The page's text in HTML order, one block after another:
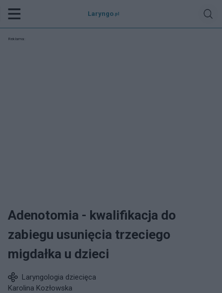
Laryngo .pl
Reklama:
Adenotomia - kwalifikacja do
zabiegu usunięcia trzeciego
migdałka u dzieci
Laryngologia dziecięca
Karolina Kozłowska